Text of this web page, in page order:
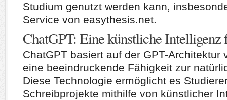
Studium genutzt werden kann,
Service von easythesis.net.
ChatGPT: Eine künstliche Intelligenz
ChatGPT basiert auf der GPT-Architektur
eine beeindruckende Fähigkeit zur
Diese Technologie ermöglicht es
Schreibprojekte mithilfe von künstlicher